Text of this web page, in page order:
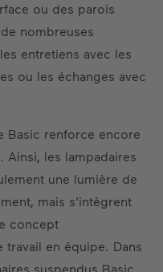
ou des parois
nombreuses
entretiens avec les
ou les échanges avec
Basic renforce encore
Ainsi, les lampadaires
une lumière de
mais s'intègrent
concept
en équipe. Dans
suspendus Basic